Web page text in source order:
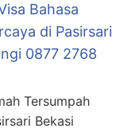
Bahasa
di Pasirsari
0877 2768
Tersumpah
Bekasi